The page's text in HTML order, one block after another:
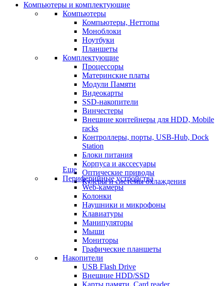
Компьютеры и комплектующие
Компьютеры
Компьютеры, Неттопы
Моноблоки
Ноутбуки
Планшеты
Комплектующие
Процессоры
Материнские платы
Модули Памяти
Видеокарты
SSD-накопители
Винчестеры
Внешние контейнеры для HDD, Mobile
racks
Контроллеры, порты, USB-Hub, Dock
Station
Блоки питания
Корпуса и акссесуары
Оптические приводы
Кулеры и системы охлаждения
Еще
Периферийные устройства
Web-камеры
Колонки
Наушники и микрофоны
Клавиатуры
Манипуляторы
Мыши
Мониторы
Графические планшеты
Накопители
USB Flash Drive
Внешние HDD/SSD
Карты памяти, Card reader